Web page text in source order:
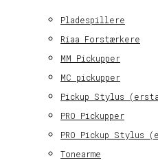
Pladespillere
Riaa Forstærkere
MM Pickupper
MC pickupper
Pickup Stylus
PRO Pickupper
PRO Pickup Stylus
Tonearme